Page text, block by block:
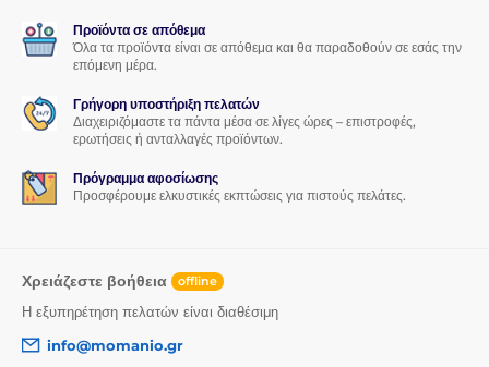
Προϊόντα σε απόθεμα
Όλα τα προϊόντα είναι σε απόθεμα και θα παραδοθούν σε εσάς την
επόμενη μέρα.
Γρήγορη υποστήριξη πελατών
Διαχειριζόμαστε τα πάντα μέσα σε λίγες ώρες – επιστροφές,
ερωτήσεις ή ανταλλαγές προϊόντων.
Πρόγραμμα αφοσίωσης
Προσφέρουμε ελκυστικές εκπτώσεις για πιστούς πελάτες.
Χρειάζεστε βοήθεια offline
Η εξυπηρέτηση πελατών είναι διαθέσιμη
info@momanio.gr